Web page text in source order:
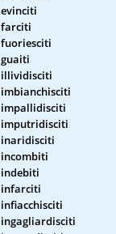
evinciti
farciti
fuoriesciti
guaiti
illividisciti
imbianchisciti
impallidisciti
imputridisciti
inaridisciti
incombiti
indebiti
infarciti
infiacchisciti
ingagliardisciti